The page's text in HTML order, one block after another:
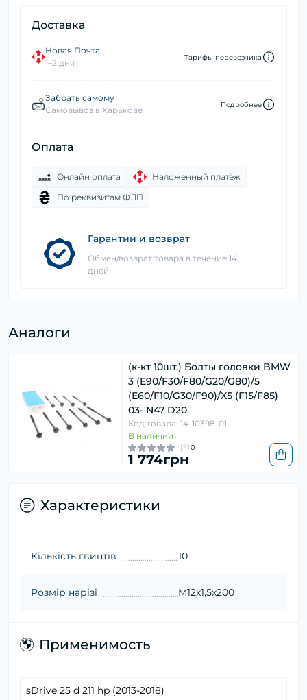
Доставка
Новая Почта
1–2 дня
Тарифы перевозчика
Забрать самому
Самовывоз в Харькове
Подробнее
Оплата
Онлайн оплата
Наложенный платёж
По реквизитам ФЛП
Гарантии и возврат
Обмен/возврат товара в течение 14
дней
Аналоги
(к-кт 10шт.) Болты головки BMW
3 (E90/F30/F80/G20/G80)/5
(E60/F10/G30/F90)/X5 (F15/F85)
03- N47 D20
Код товара: 14-10398-01
В наличии
0
1 774грн
Характеристики
Кількість гвинтів 10
Розмір нарізі M12x1,5x200
Применимость
sDrive 25 d 211 hp (2013-2018)